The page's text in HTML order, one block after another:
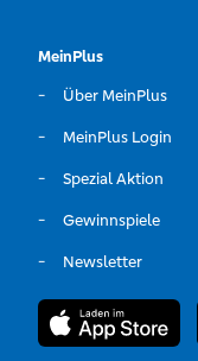
MeinPlus
Über MeinPlus
MeinPlus Login
Spezial Aktion
Gewinnspiele
Newsletter